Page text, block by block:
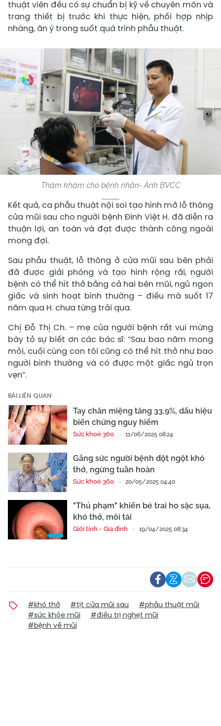
thuật viên đều có sự chuẩn bị kỹ về chuyên môn và
trang thiết bị trước khi thực hiện, phối hợp nhịp
nhàng, ăn ý trong suốt quá trình phẫu thuật.
Thăm khám cho bệnh nhân- Ảnh BVCC
Kết quả, ca phẫu thuật nội soi tạo hình mở lỗ thông
cửa mũi sau cho người bệnh Đinh Việt H. đã diễn ra
thuận lợi, an toàn và đạt được thành công ngoài
mong đợi.
Sau phẫu thuật, lỗ thông ở cửa mũi sau bên phải
đã được giải phóng và tạo hình rộng rãi, người
bệnh có thể hít thở bằng cả hai bên mũi, ngủ ngon
giấc và sinh hoạt bình thường – điều mà suốt 17
năm qua H. chưa từng trải qua.
Chị Đỗ Thị Ch. – mẹ của người bệnh rất vui mừng
bày tỏ sự biết ơn các bác sĩ: “Sau bao năm mong
mỏi, cuối cùng con tôi cũng có thể hít thở như bao
người bình thường và có được một giấc ngủ trọn
vẹn”.
BÀI LIÊN QUAN
Tay chân miệng tăng 33,9%, dấu hiệu
biến chứng nguy hiểm
Sức khoẻ 360 11/06/2025 08:24
Gắng sức người bệnh đột ngột khó
thở, ngừng tuần hoàn
Sức khoẻ 360 20/05/2025 04:40
"Thủ phạm" khiến bé trai ho sặc sụa,
khó thở, môi tái
Giới tính - Gia đình 19/04/2025 08:34
#khó thở #tịt cửa mũi sau
#phẫu thuật mũi
#sức khỏe mũi
#điều trị nghẹt mũi
#bệnh về mũi